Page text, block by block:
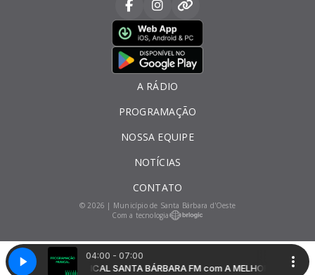
04:00 - 07:00
MUSICAL SANTA BÁRBARA FM com A MELHOR
A RÁDIO
PROGRAMAÇÃO
NOSSA EQUIPE
NOTÍCIAS
CONTATO
© 2026 | Município de Santa Bárbara d'Oeste
Com a tecnologia